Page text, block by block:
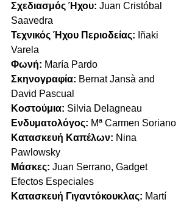
Σχεδιασμός Ήχου: Juan Cristóbal
Saavedra
Τεχνικός Ήχου Περιοδείας: Iñaki
Varela
Φωνή: María Pardo
Σκηνογραφία: Bernat Jansà and
David Pascual
Κοστούμια: Silvia Delagneau
Ενδυματολόγος: Mª Carmen Soriano
Κατασκευή Καπέλων: Nina
Pawlowsky
Μάσκες: Juan Serrano, Gadget
Efectos Especiales
Κατασκευή Γιγαντόκουκλας: Martí